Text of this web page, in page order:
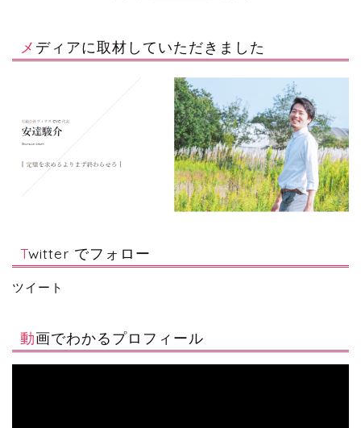
メディアに取材していただきました
Twitter でフォロー
ツイート
動画でわかるプロフィール